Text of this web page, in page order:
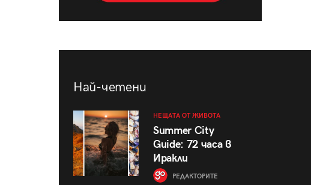
Най-четени
НЕЩАТА ОТ ЖИВОТА
Summer City
Guide: 72 часа в
Иракли
РЕДАКТОРИТЕ